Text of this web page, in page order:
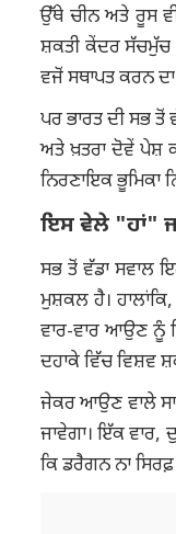
ਉੱਥੇ ਚੀਨ ਅਤੇ ਰੂਸ
ਸ਼ਕਤੀ ਕੇਂਦਰ ਸੱਚਮੁੱਚ
ਵਜੋਂ ਸਥਾਪਤ ਕਰਨ ਦਾ
ਪਰ ਭਾਰਤ ਦੀ ਸਭ ਤੋਂ
ਅਤੇ ਖ਼ਤਰਾ ਦੋਵੇਂ ਪੇਸ਼
ਨਿਰਣਾਇਕ ਭੂਮਿਕਾ
ਇਸ ਵੇਲੇ "ਹਾਂ"
ਸਭ ਤੋਂ ਵੱਡਾ ਸਵਾਲ
ਮੁਸ਼ਕਲ ਹੈ।
ਵਾਰ-ਵਾਰ ਆਉਣ ਨੂੰ
ਦਹਾਕੇ ਵਿੱਚ ਵਿਸ਼ਵ
ਜੇਕਰ ਆਉਣ ਵਾਲੇ
ਜਾਵੇਗਾ। ਇੱਕ ਵਾਰ,
ਕਿ ਡਰੈਗਨ ਨਾ